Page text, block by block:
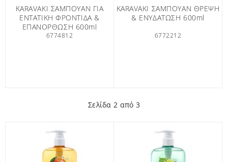
KARAVAKI ΣΑΜΠΟΥΑΝ ΓΙΑ
ΕΝΤΑΤΙΚΗ ΦΡΟΝΤΙΔΑ &
ΕΠΑΝΟΡΘΩΣΗ 600ml
6774812
KARAVAKI ΣΑΜΠΟΥΑΝ ΘΡΕΨΗ
& ΕΝΥΔΑΤΩΣΗ 600ml
6772212
Σελίδα 2 από 3